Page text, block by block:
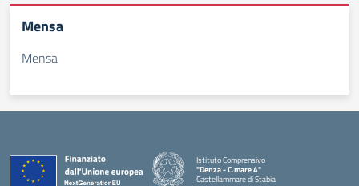
Mensa
Mensa
Istituto Comprensivo
"Denza - C.mare 4"
Castellammare di Stabia